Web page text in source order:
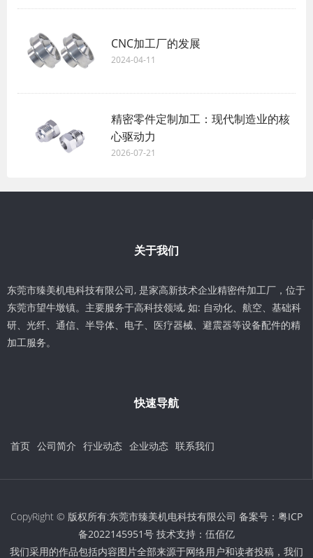
CNC加工厂的发展
2024-04-11
精密零件定制加工：现代制造业的核
心驱动力
2026-07-21
关于我们
东莞市臻美机电科技有限公司, 是家高新技术企业精密件加工厂，位于
东莞市望牛墩镇。主要服务于高科技领域, 如: 自动化、航空、基础科
研、光纤、通信、半导体、电子、医疗器械、避震器等设备配件的精
加工服务。
快速导航
首页 公司简介 行业动态 企业动态 联系我们
CopyRight © 版权所有:东莞市臻美机电科技有限公司 备案号： 粤ICP
备2022145951号 技术支持： 伍佰亿
我们采用的作品包括内容图片全部来源于网络用户和读者投稿，我们